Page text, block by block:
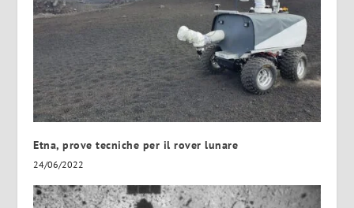
Etna, prove tecniche per il rover lunare
24/06/2022